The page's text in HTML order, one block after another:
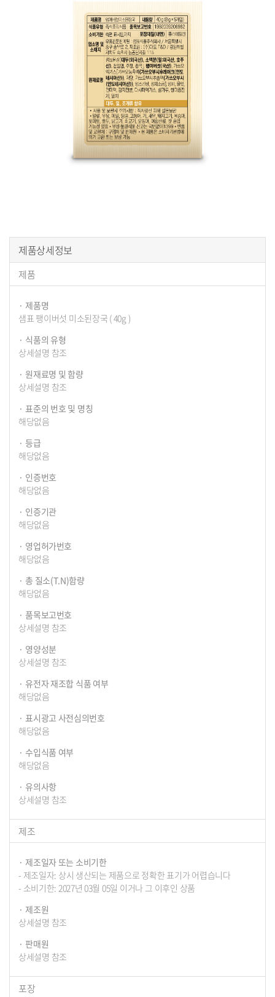
구
매
정
제품상세정보
제품
제품명
샘표 팽이버섯 미소된장국 ( 40g )
식품의 유형
상세설명 참조
원재료명 및 함량
상세설명 참조
표준의 번호 및 명칭
해당없음
등급
해당없음
인증번호
해당없음
인증기관
해당없음
영업허가번호
해당없음
총 질소(T.N)함량
해당없음
품목보고번호
상세설명 참조
영양성분
상세설명 참조
유전자 재조합 식품 여부
해당없음
표시광고 사전심의번호
해당없음
수입식품 여부
해당없음
유의사항
상세설명 참조
제조
제조일자 또는 소비기한
- 제조일자: 상시 생산되는 제품으로 정확한 표기가 어렵습니다
- 소비기한: 2027년 03월 05일 이거나 그 이후인 상품
제조원
상세설명 참조
판매원
상세설명 참조
포장